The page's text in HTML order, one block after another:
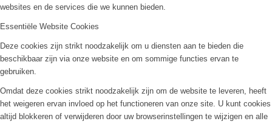
websites en de services die we kunnen bieden.
Essentiële Website Cookies
Deze cookies zijn strikt noodzakelijk om u diensten aan te bieden die
beschikbaar zijn via onze website en om sommige functies ervan te
gebruiken.
Omdat deze cookies strikt noodzakelijk zijn om de website te leveren, heeft
het weigeren ervan invloed op het functioneren van onze site. U kunt cookies
altijd blokkeren of verwijderen door uw browserinstellingen te wijzigen en alle